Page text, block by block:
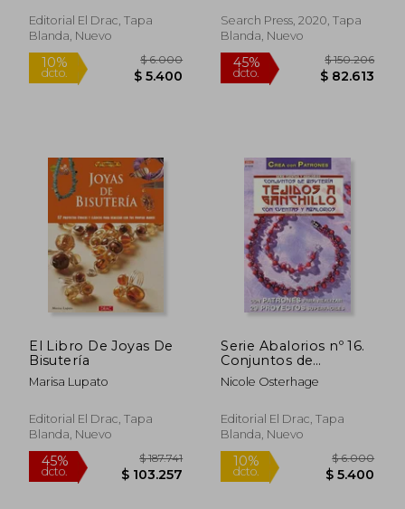
Editorial El Drac, Tapa
Blanda, Nuevo
10%
dcto. $ 5.400
and Inspire (en
Inglés)
Search Press, 2020, Tapa
Blanda, Nuevo
45%
dcto.
El Libro De Joyas De
Bisutería
Marisa Lupato
Editorial El Drac, Tapa
Blanda, Nuevo
Serie Abalorios nº 16.
Conjuntos de
Bisutería Tejidos a
Ganchillo con
Nicole Osterhage
Editorial El Drac, Tapa
Blanda, Nuevo